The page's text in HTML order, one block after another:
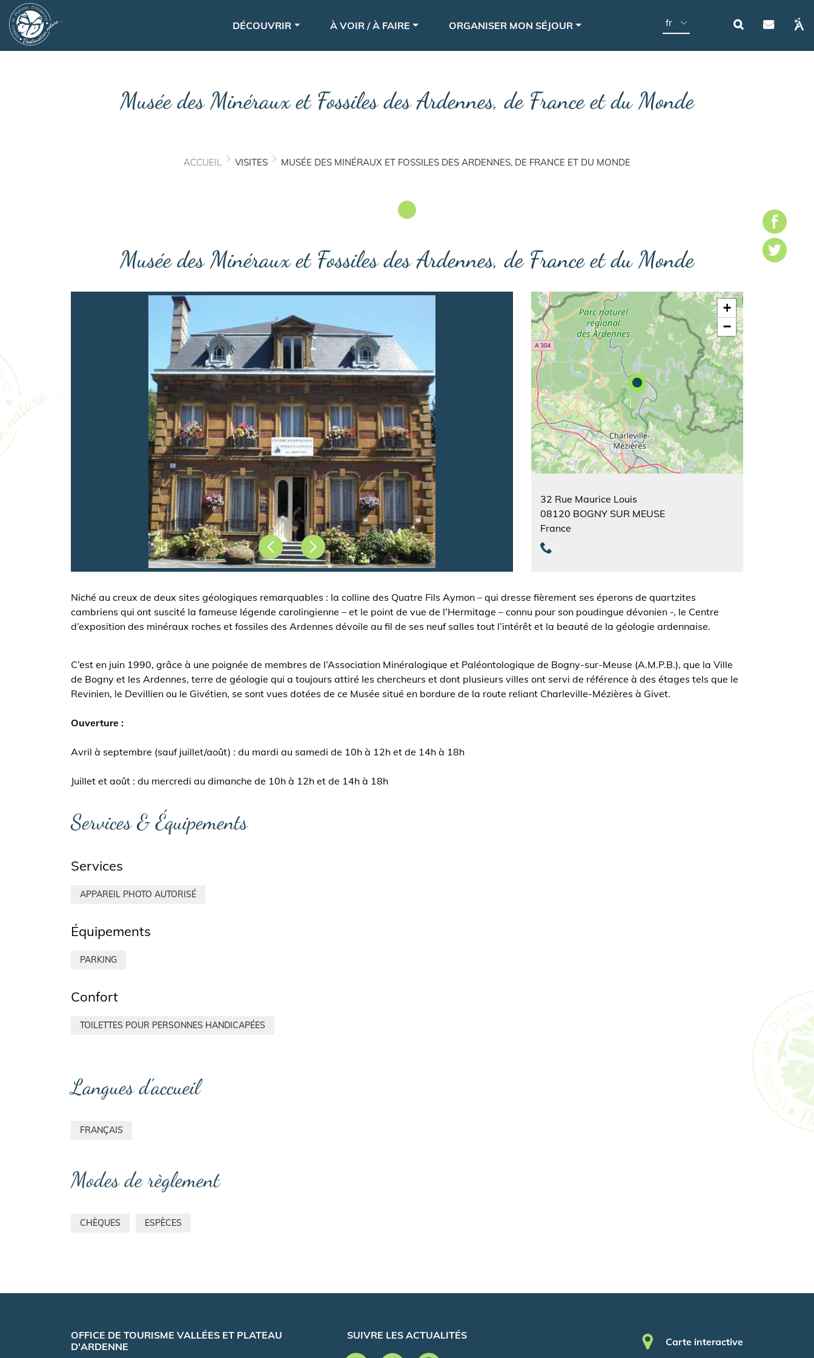
au
principal
Navigation principale
DÉCOUVRIR À VOIR / À FAIRE ORGANISER MON SÉJOUR
Select your language
Musée des Minéraux et Fossiles des Ardennes, de France et du Monde
ACCUEIL VISITES MUSÉE DES MINÉRAUX ET FOSSILES DES ARDENNES, DE FRANCE ET DU MONDE
Musée des Minéraux et Fossiles des Ardennes, de France et du Monde
PrécédentSuivant
+
−
32 Rue Maurice Louis
08120 BOGNY SUR MEUSE
France
Niché au creux de deux sites géologiques remarquables : la colline des Quatre Fils Aymon – qui dresse fièrement ses éperons de quartzites
cambriens qui ont suscité la fameuse légende carolingienne – et le point de vue de l’Hermitage – connu pour son poudingue dévonien -, le Centre
d’exposition des minéraux roches et fossiles des Ardennes dévoile au fil de ses neuf salles tout l’intérêt et la beauté de la géologie ardennaise.
C’est en juin 1990, grâce à une poignée de membres de l’Association Minéralogique et Paléontologique de Bogny-sur-Meuse (A.M.P.B.), que la Ville
de Bogny et les Ardennes, terre de géologie qui a toujours attiré les chercheurs et dont plusieurs villes ont servi de référence à des étages tels que le
Revinien, le Devillien ou le Givétien, se sont vues dotées de ce Musée situé en bordure de la route reliant Charleville-Mézières à Givet.
Ouverture :
Avril à septembre (sauf juillet/août) : du mardi au samedi de 10h à 12h et de 14h à 18h
Juillet et août : du mercredi au dimanche de 10h à 12h et de 14h à 18h
Services & Équipements
Services
APPAREIL PHOTO AUTORISÉ
Équipements
PARKING
Confort
TOILETTES POUR PERSONNES HANDICAPÉES
Langues d'accueil
FRANÇAIS
Modes de règlement
CHÈQUES ESPÈCES
OFFICE DE TOURISME VALLÉES ET PLATEAU
D'ARDENNE
SUIVRE LES ACTUALITÉS Pied de page
Carte interactive
Panneau de gestion des cookies